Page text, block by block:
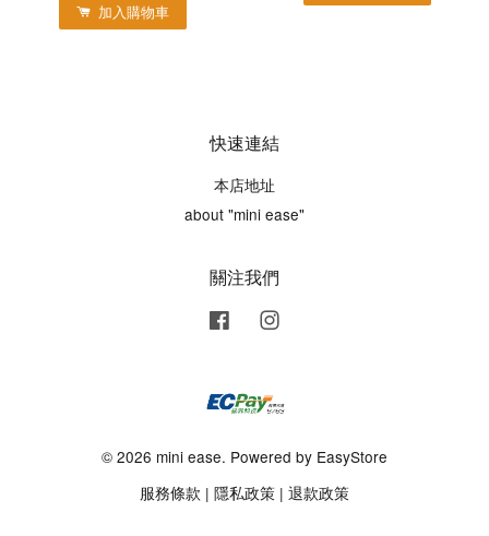
加入購物車
快速連結
本店地址
about "mini ease"
關注我們
Facebook
© 2026 mini ease. Powered by EasyStore
服務條款 | 隱私政策 | 退款政策